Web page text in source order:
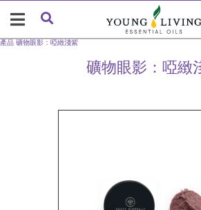
礦物眼影：啞緻
產品 礦物眼影：啞緻淺紫